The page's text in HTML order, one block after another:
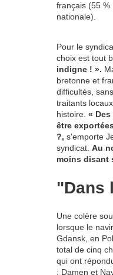
français (55
nationale).
Pour le
choix est tout
indigne ! ».
bretonne et
difficultés,
traitants
histoire. «
être
?, s'emporte
syndicat. Au
moins disant
"Dans
Une colère
lorsque le
Gdansk, en
total de cinq
qui ont
: Damen et